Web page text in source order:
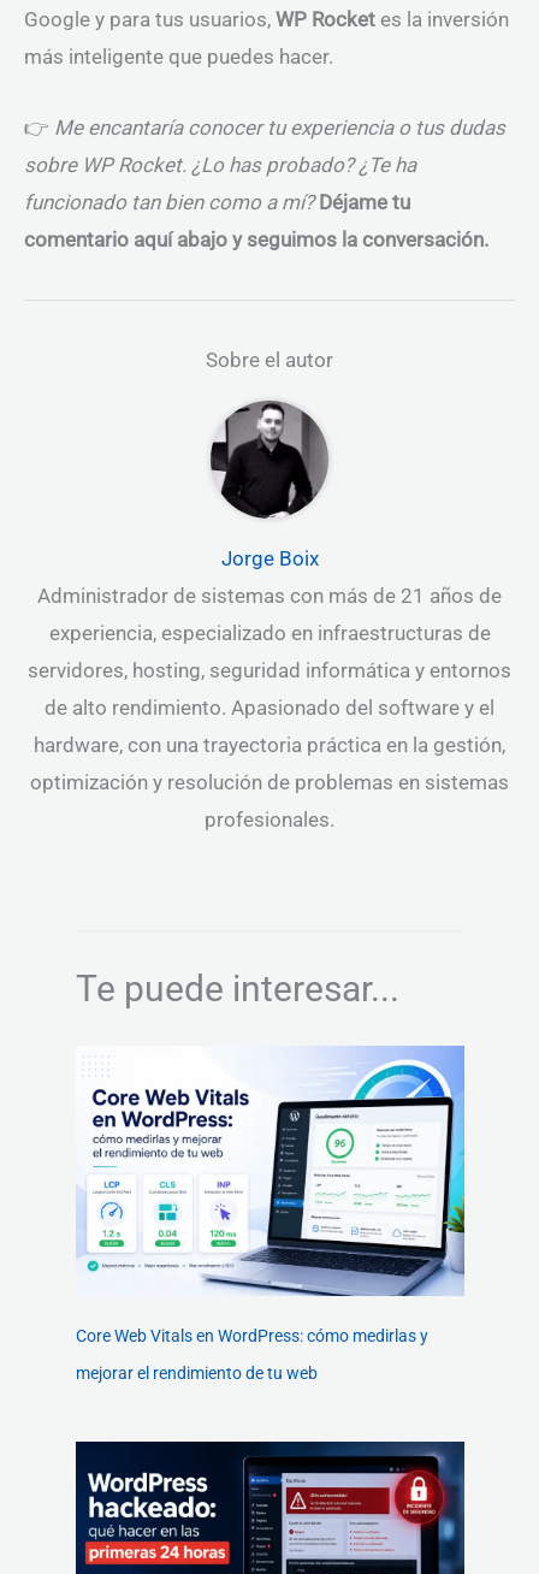
Google y para tus usuarios, WP Rocket es la inversión
más inteligente que puedes hacer.
👉 Me encantaría conocer tu experiencia o tus dudas
sobre WP Rocket. ¿Lo has probado? ¿Te ha
funcionado tan bien como a mí? Déjame tu
comentario aquí abajo y seguimos la conversación.
Sobre el autor
Jorge Boix
Administrador de sistemas con más de 21 años de
experiencia, especializado en infraestructuras de
servidores, hosting, seguridad informática y entornos
de alto rendimiento. Apasionado del software y el
hardware, con una trayectoria práctica en la gestión,
optimización y resolución de problemas en sistemas
profesionales.
Te puede interesar...
Core Web Vitals en WordPress: cómo medirlas y
mejorar el rendimiento de tu web